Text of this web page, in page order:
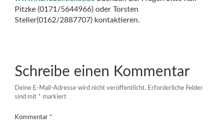
Pitzke (0171/5644966) oder Torsten
Steller(0162/2887707) kontaktieren.
Schreibe einen Kommentar
Deine E-Mail-Adresse wird nicht veröffentlicht. Erforderliche Felder
sind mit * markiert
Kommentar *